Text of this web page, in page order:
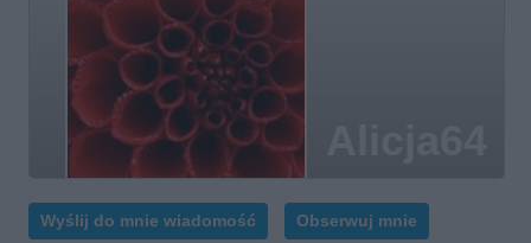
Wyślij do mnie wiadomość Obserwuj mnie